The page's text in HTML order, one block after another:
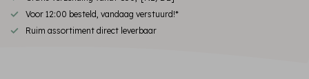
Voor 12:00 besteld, vandaag verstuurd!*
Ruim assortiment direct leverbaar